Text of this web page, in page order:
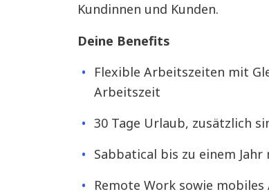
Kundinnen und Kunden.
Deine Benefits
Flexible Arbeitszeiten mit
Arbeitszeit
30 Tage Urlaub, zusätzlich
Sabbatical bis zu einem Jahr
Remote Work sowie